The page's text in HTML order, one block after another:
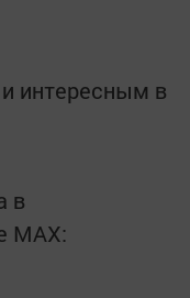
интересным в
в
MАХ: